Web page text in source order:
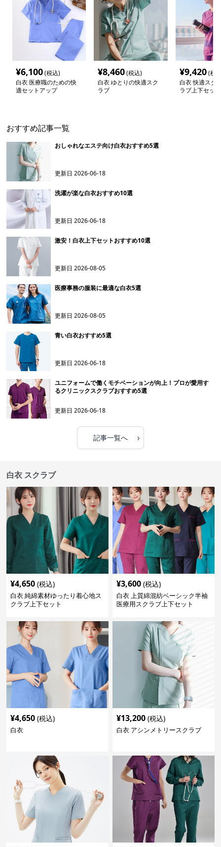
¥6,100(税込)
白衣 医療職のための快
適セットアップ
¥8,460(税込)
白衣 ゆとりの快適スク
ラブ
¥9,420(税
白衣 快適スタ
ラブ上下セット
おすすめ記事一覧
おしゃれなエステ向け白衣おすすめ5選
更新日2026-06-18
洗濯が楽な白衣おすすめ10選
更新日2026-06-18
激安！白衣上下セットおすすめ10選
更新日2026-08-05
医療事務の服装に最適な白衣5選
更新日2026-08-05
青い白衣おすすめ5選
更新日2026-06-18
ユニフォームで働くモチベーションが向上！プロが愛用す
るクリニックスクラブおすすめ5選
更新日2026-06-18
記事一覧へ ›
白衣 スクラブ
¥4,650 (税込)
白衣 純綿素材ゆったり着心地ス
クラブ上下セット
¥3,600 (税込)
白衣 上質綿混紡ベーシック半袖
医療用スクラブ上下セット
¥4,650 (税込)
白衣
¥13,200 (税込)
白衣 アシンメトリースクラブ